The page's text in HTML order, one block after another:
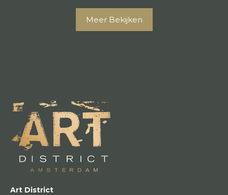
Meer Bekijken
Art District